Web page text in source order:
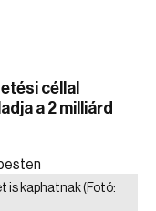
céllal
a 2 milliárd
is kaphatnak(Fotó: